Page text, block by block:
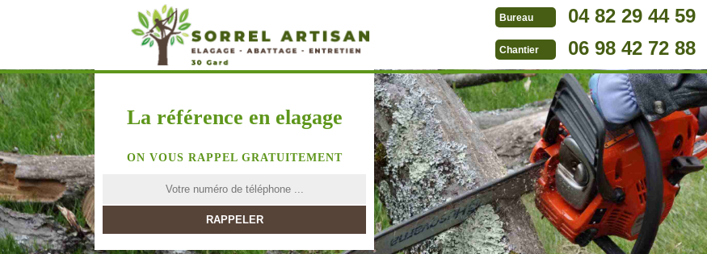
Bureau 04 82 29 44 59
Chantier 06 98 42 72 88
La référence en elagage
ON VOUS RAPPEL GRATUITEMENT